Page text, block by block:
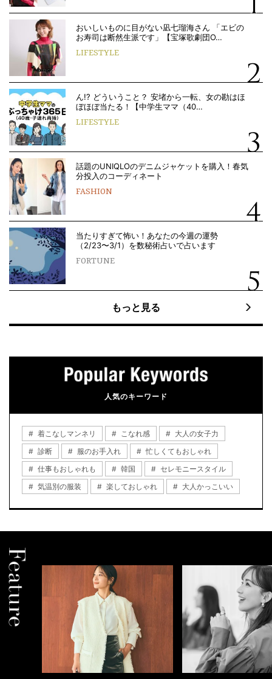
おいしいものに目がない凪七瑠海さん 「エビの
お寿司は断然生派です」【宝塚歌劇団O…
LIFESTYLE
ん!? どういうこと？ 安堵から一転、女の勘はほ
ぼほぼ当たる！【中学生ママ（40…
LIFESTYLE
話題のUNIQLOのデニムジャケットを購入！春気
分投入のコーディネート
FASHION
当たりすぎて怖い！あなたの今週の運勢
（2/23〜3/1）を数秘術占いで占います
FORTUNE
もっと見る
人気のキーワード
着こなしマンネリ こなれ感
大人の女子力
診断
服のお手入れ
忙しくてもおしゃれ
仕事もおしゃれも
韓国
セレモニースタイル
気温別の服装
楽しておしゃれ 大人かっこいい